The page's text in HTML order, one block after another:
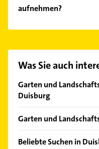
aufnehmen?
finden Sie alle
Was Sie auch
Garten und
Duisburg
Bezirk Duisburg-Süd
Bezirk Meiderich
Garten und
Oberhausen Rheinland
Beliebte Suchen in